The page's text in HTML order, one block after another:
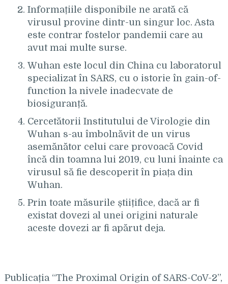
Informațiile disponibile ne arată că
virusul provine dintr-un singur loc. Asta
este contrar fostelor pandemii care au
avut mai multe surse.
Wuhan este locul din China cu laboratorul
specializat în SARS, cu o istorie în gain-of-
function la nivele inadecvate de
biosiguranță.
Cercetătorii Institutului de Virologie din
Wuhan s-au îmbolnăvit de un virus
asemănător celui care provoacă Covid
încă din toamna lui 2019, cu luni înainte ca
virusul să fie descoperit în piața din
Wuhan.
Prin toate măsurile știițifice, dacă ar fi
existat dovezi al unei origini naturale
aceste dovezi ar fi apărut deja.
Publicația “The Proximal Origin of SARS-CoV-2”,